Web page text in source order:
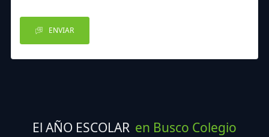
ENVIAR
El AÑO ESCOLAR en Busco Colegio